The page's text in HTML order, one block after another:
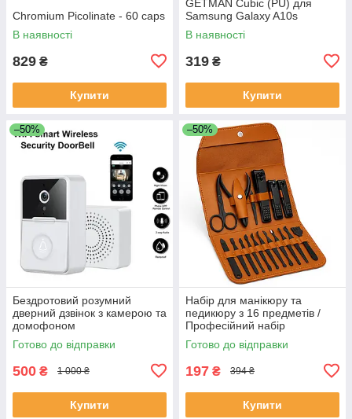
Chromium Picolinate - 60 caps
В наявності
829 ₴
Купити
GETMAN Cubic (PU) для
Samsung Galaxy A10s
В наявності
319 ₴
Купити
–50%
Бездротовий розумний
дверний дзвінок з камерою та
домофоном
водонепроникний DF-37
Готово до відправки
500 ₴ 1 000 ₴
Купити
–50%
Набір для манікюру та
педикюру з 16 предметів /
Професійний набір
інструментів 16 в 1 з
нержавіючої сталі у футлярі
Готово до відправки
197 ₴ 394 ₴
Купити